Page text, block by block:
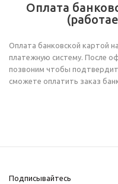
Оплата
Оплата банковской картой
платежную систему. После
позвоним чтобы
сможете оплатить заказ
Подписывайтесь